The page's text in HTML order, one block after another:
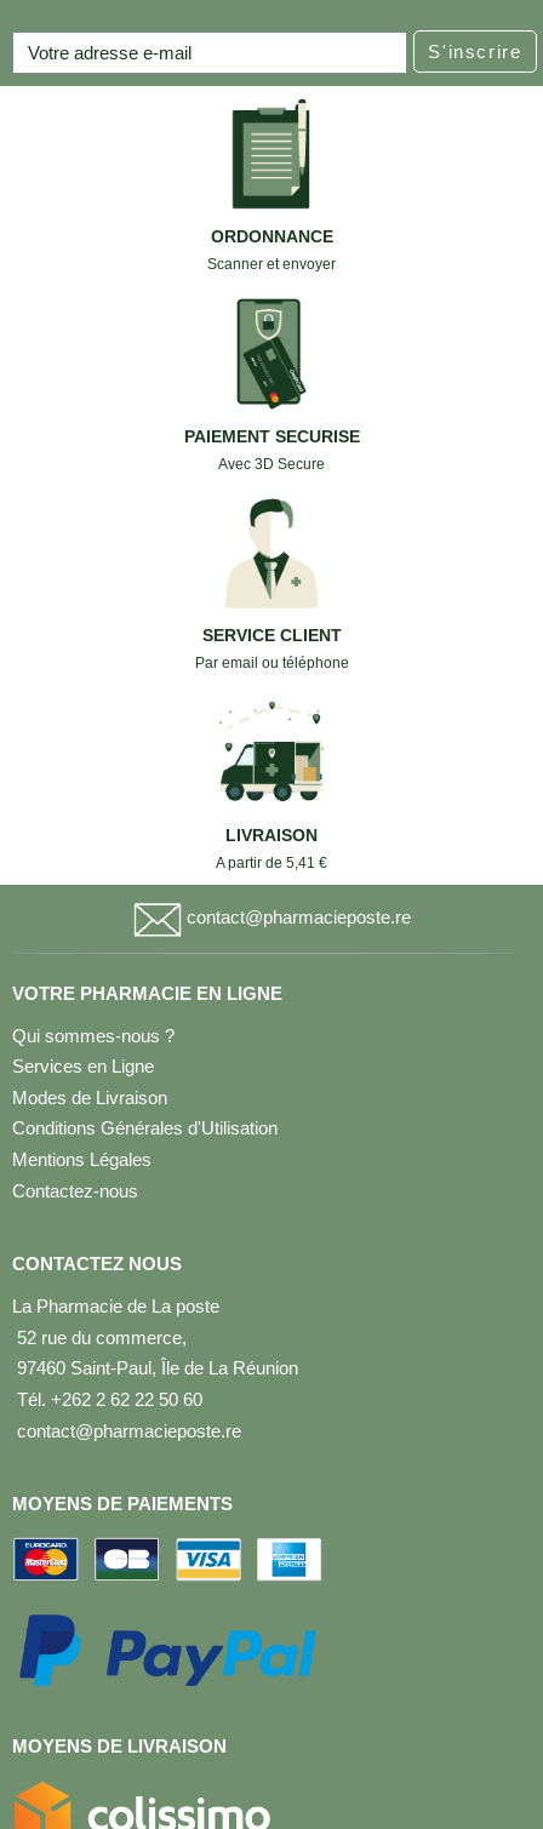
S'inscrire
ORDONNANCE
Scanner et envoyer
PAIEMENT SECURISE
Avec 3D Secure
SERVICE CLIENT
Par email ou téléphone
LIVRAISON
A partir de 5,41 €
contact@pharmacieposte.re
VOTRE PHARMACIE EN LIGNE
Qui sommes-nous ?
Services en Ligne
Modes de Livraison
Conditions Générales d'Utilisation
Mentions Légales
Contactez-nous
CONTACTEZ NOUS
La Pharmacie de La poste
52 rue du commerce,
97460 Saint-Paul, Île de La Réunion
Tél. +262 2 62 22 50 60
contact@pharmacieposte.re
MOYENS DE PAIEMENTS
MOYENS DE LIVRAISON